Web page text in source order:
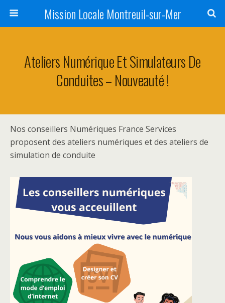
Mission Locale Montreuil-sur-Mer
Ateliers Numérique Et Simulateurs De
Conduites – Nouveauté !
Nos conseillers Numériques France Services
proposent des ateliers numériques et des ateliers de
simulation de conduite